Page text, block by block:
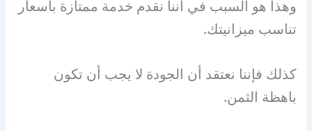
وهذا هو السبب في أننا نقدم خدمة ممتازة بأسعار
تناسب ميزانيتك.
كذلك فإننا نعتقد أن الجودة لا يجب أن تكون
باهظة الثمن.